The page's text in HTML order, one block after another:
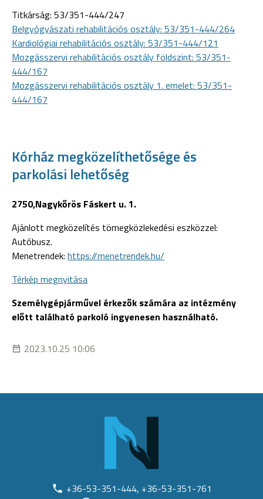
Titkárság: 53/351-444/247
Belgyógyászati rehabilitációs osztály: 53/351-444/264
Kardiológiai rehabilitációs osztály: 53/351-444/121
Mozgásszervi rehabilitációs osztály földszint: 53/351-
444/167
Mozgásszervi rehabilitációs osztály 1. emelet: 53/351-
444/167
Kórház megközelíthetősége és
parkolási lehetőség
2750,Nagykőrös Fáskert u. 1.
Ajánlott megközelítés tömegközlekedési eszközzel:
Autóbusz.
Menetrendek: https://menetrendek.hu/
Térkép megnyitása
Személygépjárművel érkezők számára az intézmény
előtt található parkoló ingyenesen használható.
2023.10.25 10:06
+36-53-351-444, +36-53-351-761